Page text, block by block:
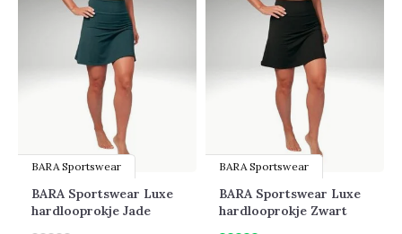
BARA Sportswear
BARA Sportswear Luxe
hardlooprokje Jade
BARA Sportswear
BARA Sportswear Luxe
hardlooprokje Zwart